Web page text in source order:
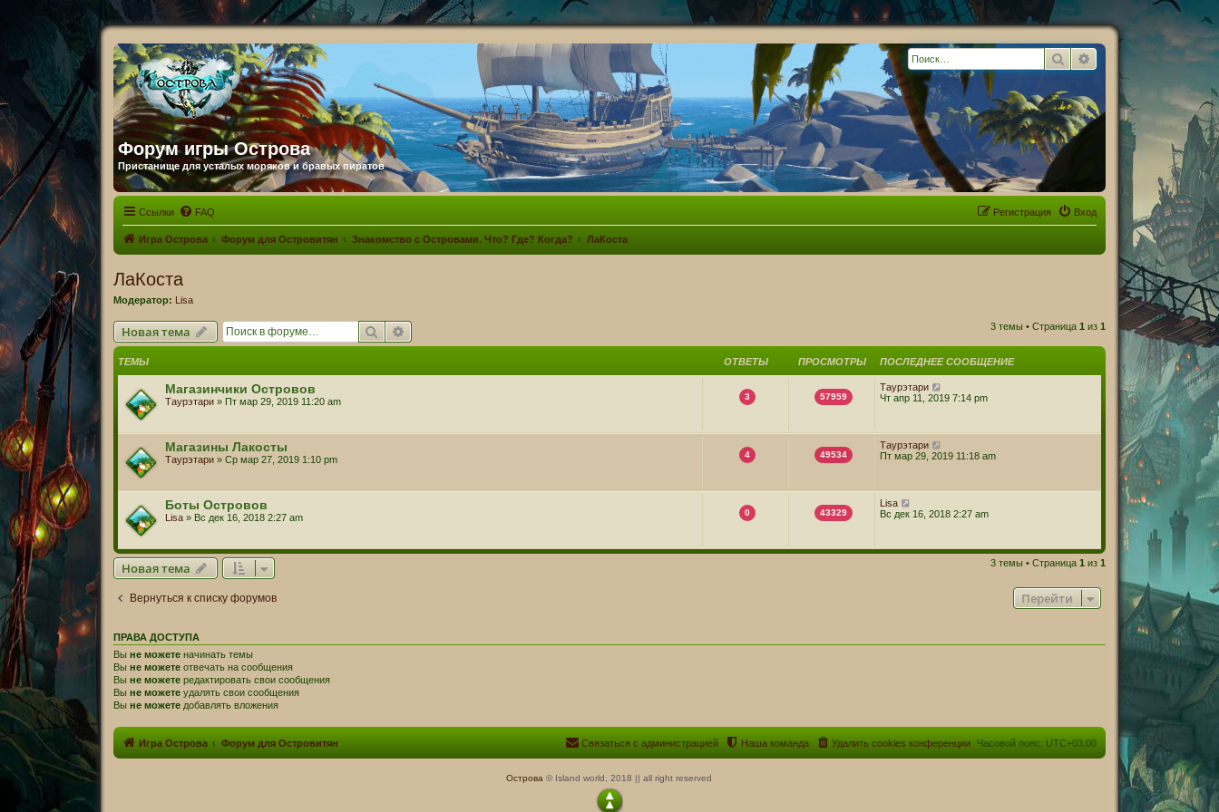
Форум игры Острова
Пристанище для усталых моряков и бравых пиратов
Поиск Расширенный поиск
Ссылки FAQ Вход
Регистрация
Игра Острова Форум для Островитян Знакомство с Островами. Что? Где? Когда? ЛаКоста
ЛаКоста
Модератор: Lisa
Новая тема Поиск 3 темы • Страница1 из1
ТЕМЫ ОТВЕТЫ ПРОСМОТРЫ ПОСЛЕДНЕЕ СООБЩЕНИЕ
Магазинчики Островов
Таурэтари» Пт мар 29, 2019 11:20 am 3 57959
Таурэтари
Чт апр 11, 2019 7:14 pm
Магазины Лакосты
Таурэтари» Ср мар 27, 2019 1:10 pm 4 49534
Таурэтари
Пт мар 29, 2019 11:18 am
Боты Островов
Lisa» Вс дек 16, 2018 2:27 am 0 43329
Lisa
Вс дек 16, 2018 2:27 am
Новая тема 3 темы • Страница1 из1
Вернуться к списку форумов Перейти
ПРАВА ДОСТУПА
Вы не можетеначинать темы
Вы не можетеотвечать на сообщения
Вы не можетередактировать свои сообщения
Вы не можетеудалять свои сообщения
Вы не можетедобавлять вложения
Игра Острова Форум для Островитян Часовой пояс: UTC+03:00
Удалить cookies конференции
Наша команда
Связаться с администрацией
Острова © Island world, 2018 || all right reserved